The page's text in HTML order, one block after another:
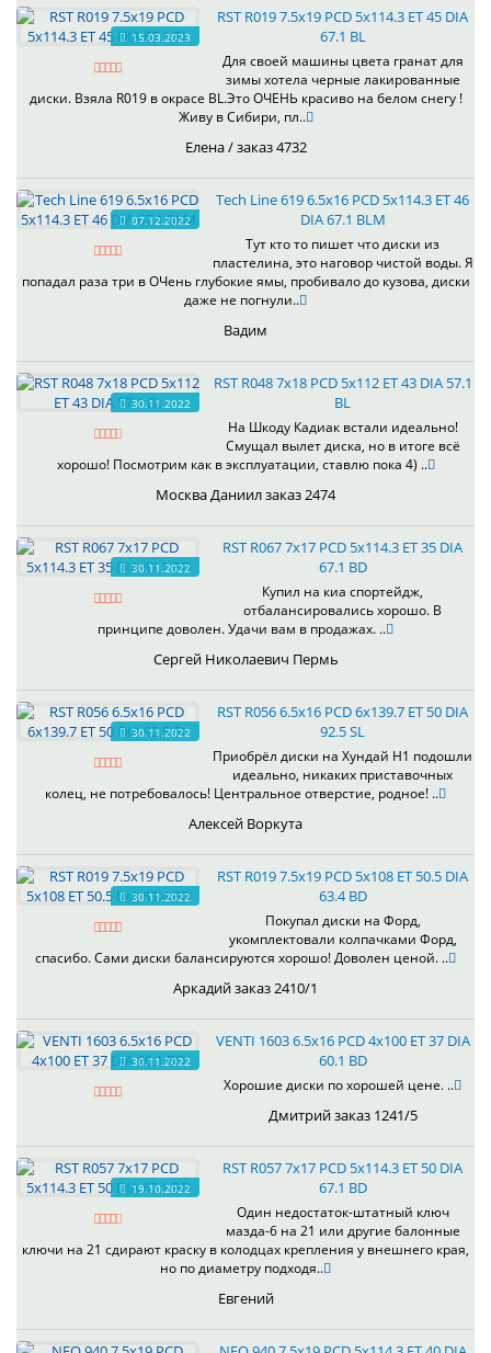
15.03.2023
RST R019 7.5x19 PCD 5x114.3 ET 45 DIA
67.1 BL
Для своей машины цвета гранат для
зимы хотела черные лакированные
диски. Взяла R019 в окрасе BL.Это ОЧЕНЬ красиво на белом снегу !
Живу в Сибири, пл..
Елена / заказ 4732
07.12.2022
Tech Line 619 6.5x16 PCD 5x114.3 ET 46
DIA 67.1 BLM
Тут кто то пишет что диски из
пластелина, это наговор чистой воды. Я
попадал раза три в ОЧень глубокие ямы, пробивало до кузова, диски
даже не погнули..
Вадим
30.11.2022
RST R048 7x18 PCD 5x112 ET 43 DIA 57.1
BL
На Шкоду Кадиак встали идеально!
Смущал вылет диска, но в итоге всё
хорошо! Посмотрим как в эксплуатации, ставлю пока 4) ..
Москва Даниил заказ 2474
30.11.2022
RST R067 7x17 PCD 5x114.3 ET 35 DIA
67.1 BD
Купил на киа спортейдж,
отбалансировались хорошо. В
принципе доволен. Удачи вам в продажах. ..
Сергей Николаевич Пермь
30.11.2022
RST R056 6.5x16 PCD 6x139.7 ET 50 DIA
92.5 SL
Приобрёл диски на Хундай H1 подошли
идеально, никаких приставочных
колец, не потребовалось! Центральное отверстие, родное! ..
Алексей Воркута
30.11.2022
RST R019 7.5x19 PCD 5x108 ET 50.5 DIA
63.4 BD
Покупал диски на Форд,
укомплектовали колпачками Форд,
спасибо. Сами диски балансируются хорошо! Доволен ценой. ..
Аркадий заказ 2410/1
30.11.2022
VENTI 1603 6.5x16 PCD 4x100 ET 37 DIA
60.1 BD
Хорошие диски по хорошей цене. ..
Дмитрий заказ 1241/5
19.10.2022
RST R057 7x17 PCD 5x114.3 ET 50 DIA
67.1 BD
Один недостаток-штатный ключ
мазда-6 на 21 или другие балонные
ключи на 21 сдирают краску в колодцах крепления у внешнего края,
но по диаметру подходя..
Евгений